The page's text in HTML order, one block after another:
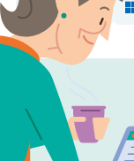
Ordenen